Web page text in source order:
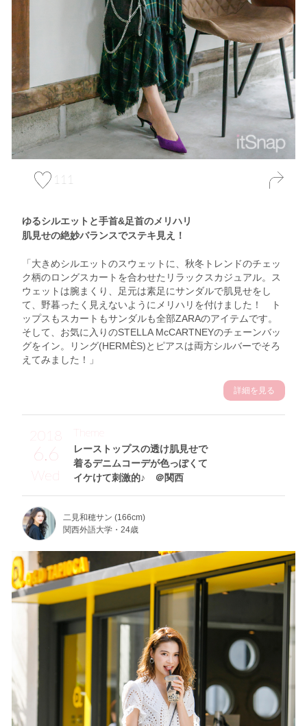
111
ゆるシルエットと手首&足首のメリハリ
肌見せの絶妙バランスでステキ見え！
「大きめシルエットのスウェットに、秋冬トレンドのチェッ
ク柄のロングスカートを合わせたリラックスカジュアル。ス
ウェットは腕まくり、足元は素足にサンダルで肌見せをし
て、野暮ったく見えないようにメリハリを付けました！ ト
ップスもスカートもサンダルも全部ZARAのアイテムです。
そして、お気に入りのSTELLA McCARTNEYのチェーンバッ
グをイン。リング(HERMÈS)とピアスは両方シルバーでそろ
えてみました！」
詳細を見る
2018
6.6
Wed
レーストップスの透け肌見せで
着るデニムコーデが色っぽくて
イケけて刺激的♪ ＠関西
Theme
二見和穂サン (166cm)
関西外語大学・24歳